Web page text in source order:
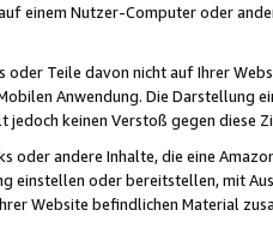
einem Nutzer-Computer oder
oder Teile davon nicht auf Ihrer
Anwendung. Die Darstellung
jedoch keinen Verstoß gegen diese
oder andere Inhalte, die eine
einstellen oder bereitstellen, mit
Website befindlichen Material